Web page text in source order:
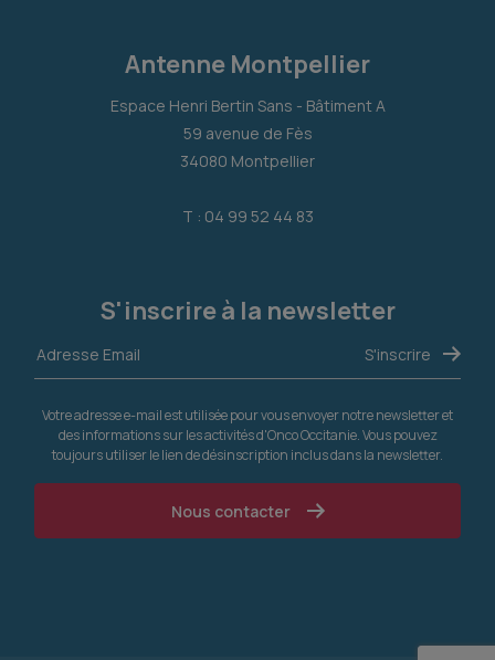
Antenne Montpellier
Espace Henri Bertin Sans - Bâtiment A
59 avenue de Fès
34080 Montpellier
T : 04 99 52 44 83
S'inscrire à la newsletter
Votre adresse e-mail est utilisée pour vous envoyer notre newsletter et
des informations sur les activités d'Onco Occitanie. Vous pouvez
toujours utiliser le lien de désinscription inclus dans la newsletter.
Nous contacter